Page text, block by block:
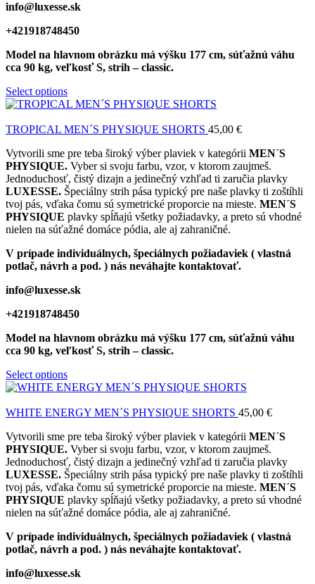
info@luxesse.sk
+421918748450
Model na hlavnom obrázku má výšku 177 cm, súťažnú váhu
cca 90 kg, veľkosť S, strih – classic.
Select options
TROPICAL MEN´S PHYSIQUE SHORTS 45,00 €
Vytvorili sme pre teba široký výber plaviek v kategórii MEN´S
PHYSIQUE. Vyber si svoju farbu, vzor, v ktorom zaujmeš.
Jednoduchosť, čistý dizajn a jedinečný vzhľad ti zaručia plavky
LUXESSE. Špeciálny strih pása typický pre naše plavky ti zoštíhli
tvoj pás, vďaka čomu sú symetrické proporcie na mieste. MEN´S
PHYSIQUE plavky spĺňajú všetky požiadavky, a preto sú vhodné
nielen na súťažné domáce pódia, ale aj zahraničné.
V prípade individuálnych, špeciálnych požiadaviek ( vlastná
potlač, návrh a pod. ) nás neváhajte kontaktovať.
info@luxesse.sk
+421918748450
Model na hlavnom obrázku má výšku 177 cm, súťažnú váhu
cca 90 kg, veľkosť S, strih – classic.
Select options
WHITE ENERGY MEN´S PHYSIQUE SHORTS 45,00 €
Vytvorili sme pre teba široký výber plaviek v kategórii MEN´S
PHYSIQUE. Vyber si svoju farbu, vzor, v ktorom zaujmeš.
Jednoduchosť, čistý dizajn a jedinečný vzhľad ti zaručia plavky
LUXESSE. Špeciálny strih pása typický pre naše plavky ti zoštíhli
tvoj pás, vďaka čomu sú symetrické proporcie na mieste. MEN´S
PHYSIQUE plavky spĺňajú všetky požiadavky, a preto sú vhodné
nielen na súťažné domáce pódia, ale aj zahraničné.
V prípade individuálnych, špeciálnych požiadaviek ( vlastná
potlač, návrh a pod. ) nás neváhajte kontaktovať.
info@luxesse.sk